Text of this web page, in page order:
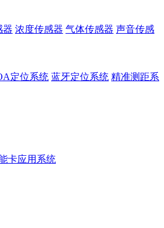
器 浓度传感器 气体传感器 声音传感
定位系统 蓝牙定位系统 精准测距系
卡应用系统